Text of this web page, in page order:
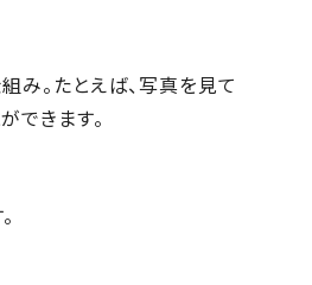
み。たとえば、写真を見て
できます。